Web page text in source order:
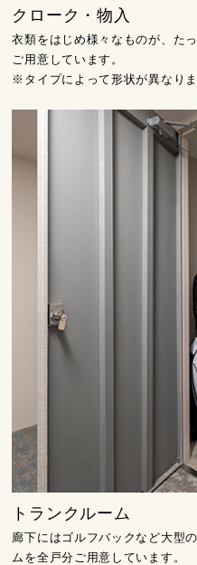
クローク・物入
衣類をはじめ様々なものが、た
ご用意しています。
※タイプによって形状が異なりま
トランクルーム
廊下にはゴルフバックなど大型
ムを全戸分ご用意しています。